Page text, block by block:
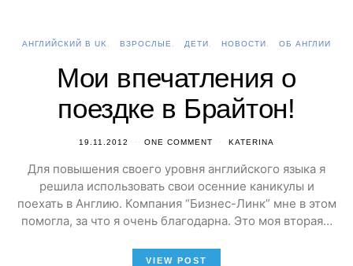
АНГЛИЙСКИЙ В UK ВЗРОСЛЫЕ ДЕТИ НОВОСТИ ОБ АНГЛИИ
Мои впечатления о
поездке в Брайтон!
19.11.2012 ONE COMMENT KATERINA
Для повышения своего уровня английского языка я
решила использовать свои осенние каникулы и
поехать в Англию. Компания “Бизнес-Линк” мне в этом
помогла, за что я очень благодарна. Это моя вторая…
VIEW POST